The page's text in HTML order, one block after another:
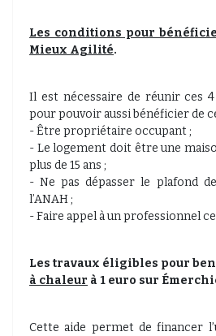
Les conditions pour
Mieux Agilité.
Il est nécessaire de réunir ces
pour pouvoir aussi bénéficier de
- Être propriétaire occupant ;
- Le logement doit être une
plus de 15 ans ;
- Ne pas dépasser le plafond
l’ANAH ;
- Faire appel à un professionnel
Les travaux éligibles pour
à chaleur à 1 euro sur
Cette aide permet de financer